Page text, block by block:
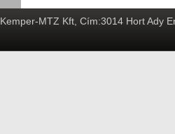
Kemper-MTZ Kft, Cím:3014 Hort Ady